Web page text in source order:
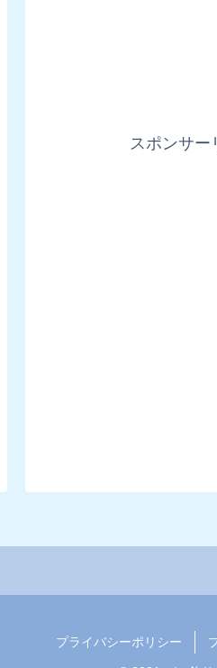
スポンサー
プライバシーポリシー